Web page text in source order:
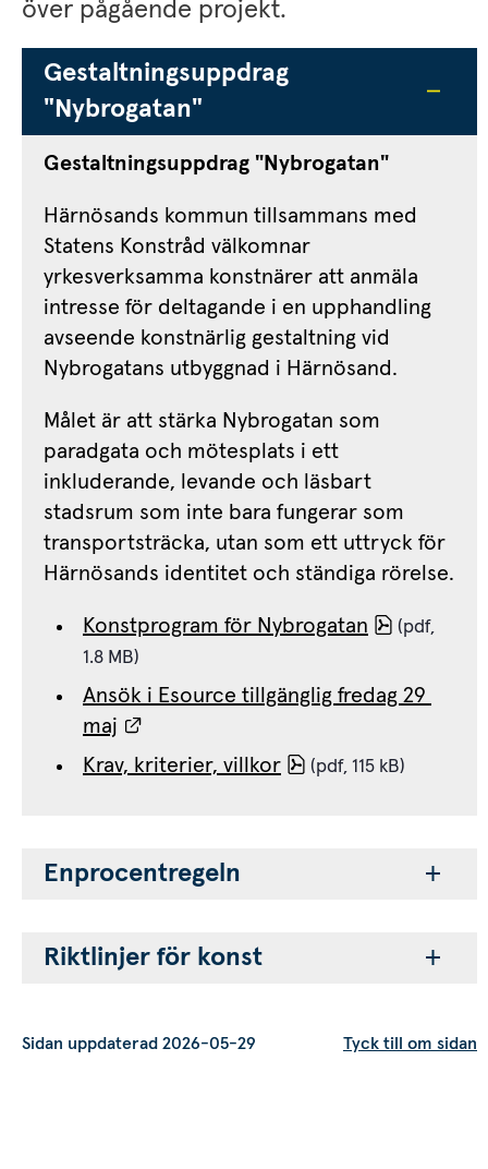
över pågående projekt.
Gestaltningsuppdrag
"Nybrogatan"
Gestaltningsuppdrag "Nybrogatan"
Härnösands kommun tillsammans med
Statens Konstråd välkomnar
yrkesverksamma konstnärer att anmäla
intresse för deltagande i en upphandling
avseende konstnärlig gestaltning vid
Nybrogatans utbyggnad i Härnösand.
Målet är att stärka Nybrogatan som
paradgata och mötesplats i ett
inkluderande, levande och läsbart
stadsrum som inte bara fungerar som
transportsträcka, utan som ett uttryck för
Härnösands identitet och ständiga rörelse.
Konstprogram för Nybrogatan pdf, 1.8
(pdf,
1.8 MB)
Ansök i Esource tillgänglig fredag 29
maj
Länk till annan webbplats.
Krav, kriterier, villkor
pdf, 115 kB.
(pdf, 115 kB)
Enprocentregeln
Riktlinjer för konst
Sidan uppdaterad 2026-05-29 Tyck till om sidan